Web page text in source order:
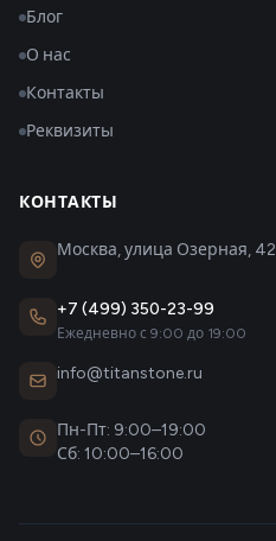
Блог
О нас
Контакты
Реквизиты
КОНТАКТЫ
Москва, улица Озерная, 42
+7 (499) 350-23-99
Ежедневно с 9:00 до 19:00
info@titanstone.ru
Пн-Пт: 9:00–19:00
Сб: 10:00–16:00